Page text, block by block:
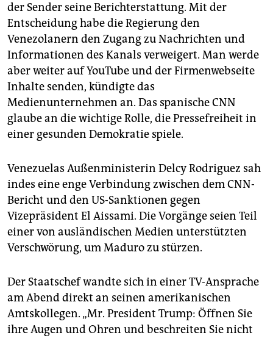
der Sender seine Berichterstattung. Mit der
Entscheidung habe die Regierung den
Venezolanern den Zugang zu Nachrichten und
Informationen des Kanals verweigert. Man werde
aber weiter auf YouTube und der Firmenwebseite
Inhalte senden, kündigte das
Medienunternehmen an. Das spanische CNN
glaube an die wichtige Rolle, die Pressefreiheit in
einer gesunden Demokratie spiele.
Venezuelas Außenministerin Delcy Rodriguez sah
indes eine enge Verbindung zwischen dem CNN-
Bericht und den US-Sanktionen gegen
Vizepräsident El Aissami. Die Vorgänge seien Teil
einer von ausländischen Medien unterstützten
Verschwörung, um Maduro zu stürzen.
Der Staatschef wandte sich in einer TV-Ansprache
am Abend direkt an seinen amerikanischen
Amtskollegen. „Mr. President Trump: Öffnen Sie
ihre Augen und Ohren und beschreiten Sie nicht